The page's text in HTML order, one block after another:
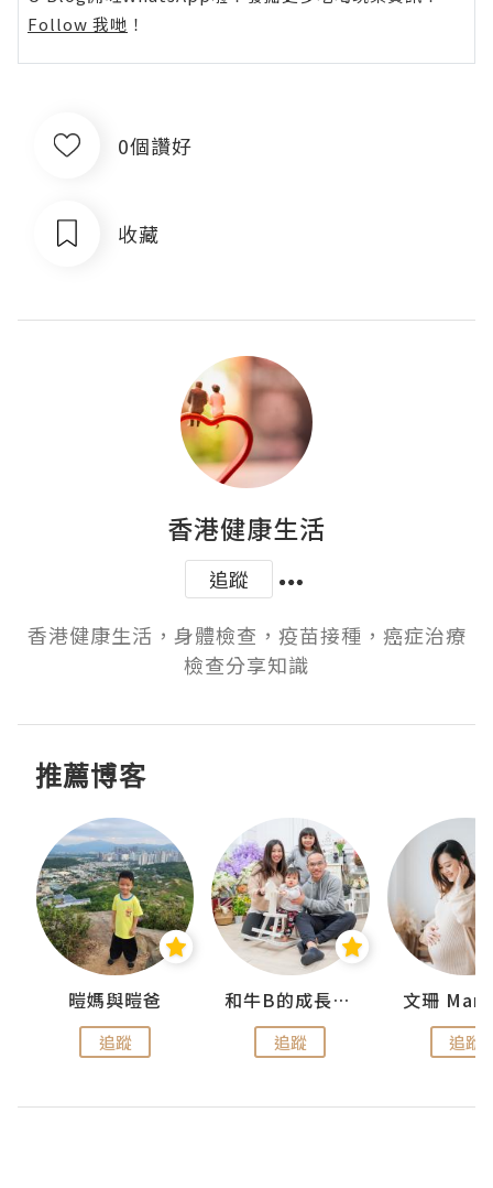
Follow 我哋 ！
0個讚好
收藏
香港健康生活
追蹤
香港健康生活，身體檢查，疫苗接種，癌症治療
檢查分享知識
推薦博客
暟媽與暟爸
追蹤
和牛B的成長日記
追蹤
文珊
追蹤